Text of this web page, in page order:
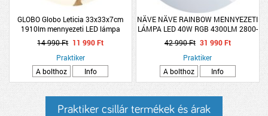
GLOBO Globo Leticia 33x33x7cm
1910lm mennyezeti LED lámpa
14 990 Ft 11 990 Ft
Praktiker
A bolthoz
Info
NÄVE NÄVE RAINBOW MENNYEZETI
LÁMPA LED 40W RGB 4300LM 2800-
6500K IP20 DIMMELHETŐ, KRISTÁLY
EFFEKT, 58CM
42 990 Ft 31 990 Ft
Praktiker
A bolthoz
Info
Praktiker csillár termékek és árak